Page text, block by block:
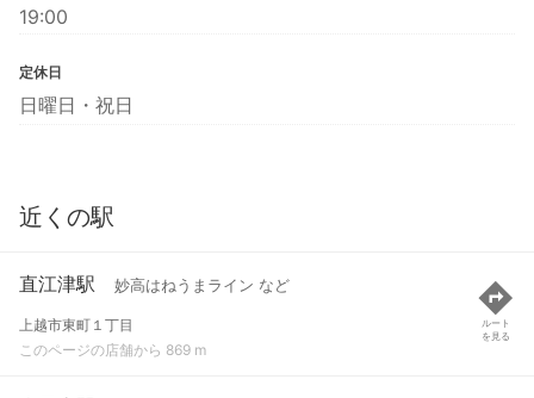
19:00
定休日
日曜日・祝日
近くの駅
直江津駅 妙高はねうまライン など
上越市東町１丁目
このページの店舗から 869 m
ルート
を見る